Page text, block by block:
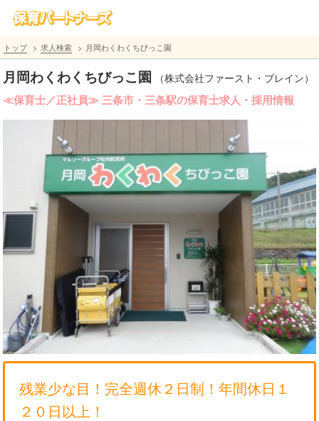
トップ 求人検索 月岡わくわくちびっこ園
月岡わくわくちびっこ園 （株式会社ファースト・ブレイン）
≪保育士／正社員≫ 三条市・三条駅の保育士求人・採用情報
残業少な目！完全週休２日制！年間休日１
２０日以上！